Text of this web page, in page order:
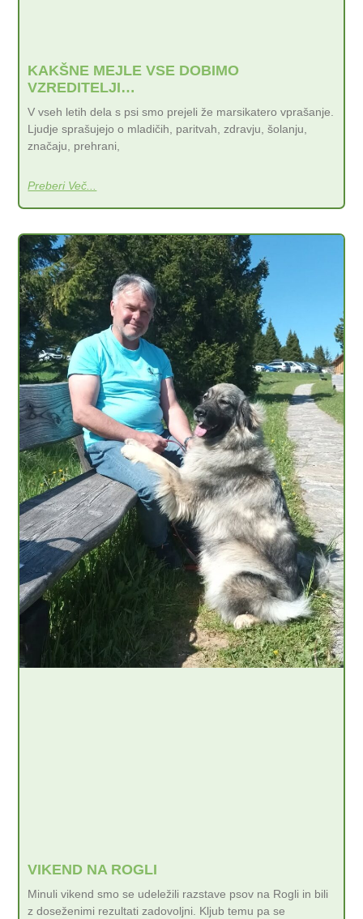
KAKŠNE MEJLE VSE DOBIMO
VZREDITELJI…
V vseh letih dela s psi smo prejeli že marsikatero vprašanje.
Ljudje sprašujejo o mladičih, paritvah, zdravju, šolanju,
značaju, prehrani,
Preberi Več...
VIKEND NA ROGLI
Minuli vikend smo se udeležili razstave psov na Rogli in bili
z doseženimi rezultati zadovoljni. Kljub temu pa se